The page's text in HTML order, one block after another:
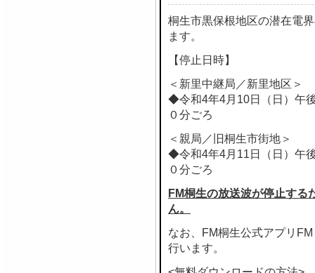
桐生市黒保根地区の潜在電
ます。
【停止日時】
＜新里中継局／新里地区＞
◆令和4年4月10日（日）午
０分ごろ
＜親局／旧桐生市街地＞
◆令和4年4月11日（日）午
０分ごろ
FM桐生の放送波が停止する
ん。
なお、FM桐生公式アプリ
行います。